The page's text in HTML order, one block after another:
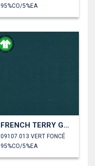
95%CO/5%EA
FRENCH TERRY GOTS
09107.013 VERT FONCÉ
95%CO/5%EA